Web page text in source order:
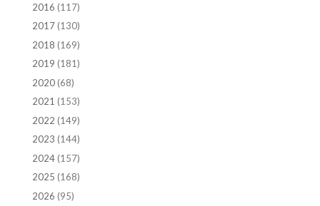
2016 (117)
2017(130)
2018 (169)
2019 (181)
2020(68)
2021 (153)
2022 (149)
2023 (144)
2024(157)
2025 (168)
2026 (95)